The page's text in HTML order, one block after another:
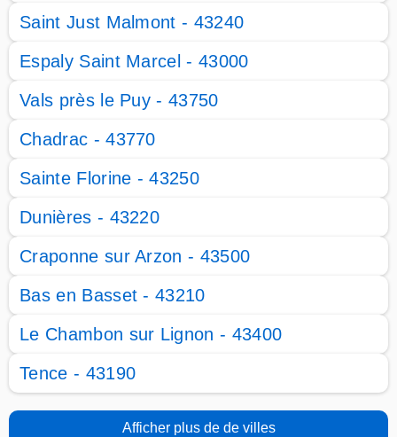
Saint Just Malmont - 43240
Espaly Saint Marcel - 43000
Vals près le Puy - 43750
Chadrac - 43770
Sainte Florine - 43250
Dunières - 43220
Craponne sur Arzon - 43500
Bas en Basset - 43210
Le Chambon sur Lignon - 43400
Tence - 43190
Afficher plus de de villes